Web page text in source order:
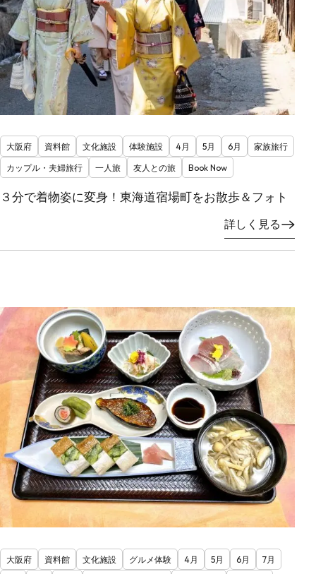
大阪府 資料館 文化施設 体験施設 4月 5月 6月
家族旅行
カップル・夫婦旅行
一人旅 友人との旅 Book Now
３分で着物姿に変身！東海道宿場町をお散歩＆フォト
詳しく見る
大阪府 資料館 文化施設 グルメ体験 4月 5月 6月
7月